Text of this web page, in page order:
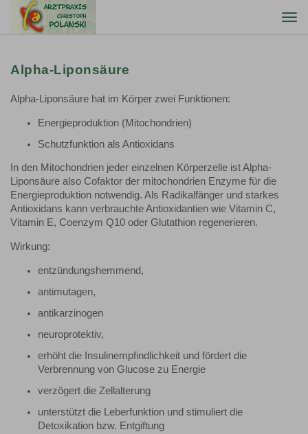
Alpha-Liponsäure
Alpha-Liponsäure hat im Körper zwei Funktionen:
Energieproduktion (Mitochondrien)
Schutzfunktion als Antioxidans
In den Mitochondrien jeder einzelnen Körperzelle ist Alpha-
Liponsäure also Cofaktor der mitochondrien Enzyme für die
Energieproduktion notwendig. Als Radikalfänger und starkes
Antioxidans kann verbrauchte Antioxidantien wie Vitamin C,
Vitamin E, Coenzym Q10 oder Glutathion regenerieren.
Wirkung:
entzündungshemmend,
antimutagen,
antikarzinogen
neuroprotektiv,
erhöht die Insulinempfindlichkeit und fördert die
Verbrennung von Glucose zu Energie
verzögert die Zellalterung
unterstützt die Leberfunktion und stimuliert die
Detoxikation bzw. Entgiftung